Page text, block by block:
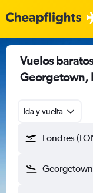
Vuelos
Georgetown,
Ida y vuelta
Londres